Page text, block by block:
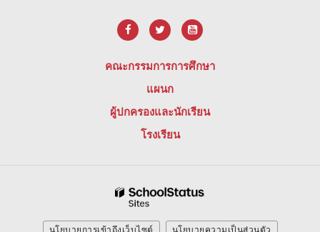
คณะกรรมการการศึกษา
แผนก
ผู้ปกครองและนักเรียน
โรงเรียน
นโยบายการเข้าถึงเว็บไซต์ นโยบายความเป็นส่วนตัว